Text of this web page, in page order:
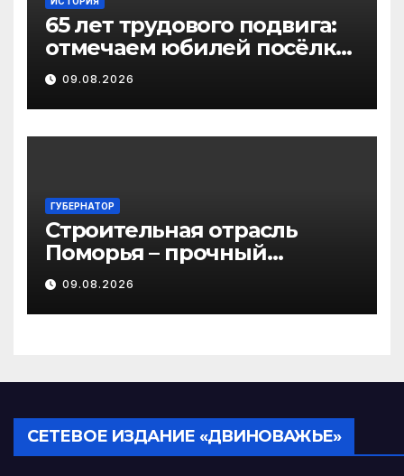
65 лет трудового подвига:
отмечаем юбилей посёлка
Важский в Виноградовском
округе
09.08.2026
ГУБЕРНАТОР
Строительная отрасль
Поморья – прочный
фундамент развития
региона
09.08.2026
СЕТЕВОЕ ИЗДАНИЕ «ДВИНОВАЖЬЕ»